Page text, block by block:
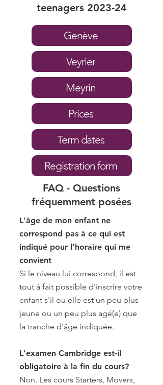
teenagers 2023-24
Genève
Veyrier
Meyrin
Prices
Term dates
Registration form
FAQ - Questions
fréquemment posées
L'âge de mon enfant ne
correspond pas à ce qui est
indiqué pour l'horaire qui me
convient
Si le niveau lui correspond, il est
tout à fait possible d'inscrire votre
enfant s'il ou elle est un peu plus
jeune ou un peu plus agé(e) que
la tranche d'âge indiquée.
L'examen Cambridge est-il
obligatoire à la fin du cours?
Non. Les cours Starters, Movers,